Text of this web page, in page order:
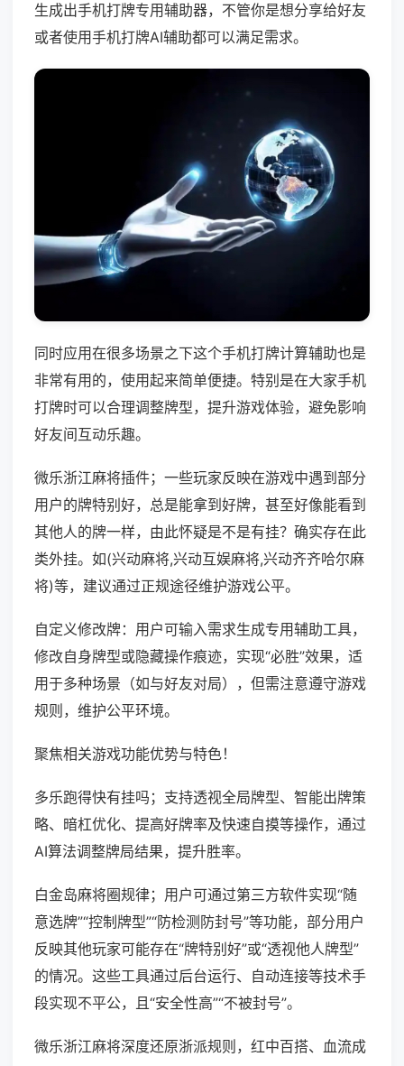
生成出手机打牌专用辅助器，不管你是想分享给好友
或者使用手机打牌AI辅助都可以满足需求。
同时应用在很多场景之下这个手机打牌计算辅助也是
非常有用的，使用起来简单便捷。特别是在大家手机
打牌时可以合理调整牌型，提升游戏体验，避免影响
好友间互动乐趣。
微乐浙江麻将插件；一些玩家反映在游戏中遇到部分
用户的牌特别好，总是能拿到好牌，甚至好像能看到
其他人的牌一样，由此怀疑是不是有挂？确实存在此
类外挂。如(兴动麻将,兴动互娱麻将,兴动齐齐哈尔麻
将)等，建议通过正规途径维护游戏公平。
自定义修改牌：用户可输入需求生成专用辅助工具，
修改自身牌型或隐藏操作痕迹，实现“必胜”效果，适
用于多种场景（如与好友对局），但需注意遵守游戏
规则，维护公平环境。
聚焦相关游戏功能优势与特色！
多乐跑得快有挂吗；支持透视全局牌型、智能出牌策
略、暗杠优化、提高好牌率及快速自摸等操作，通过
AI算法调整牌局结果，提升胜率。
白金岛麻将圈规律；用户可通过第三方软件实现“随
意选牌”“控制牌型”“防检测防封号”等功能，部分用户
反映其他玩家可能存在“牌特别好”或“透视他人牌型”
的情况。这些工具通过后台运行、自动连接等技术手
段实现不平公，且“安全性高”“不被封号”。
微乐浙江麻将深度还原浙派规则，红中百搭、血流成